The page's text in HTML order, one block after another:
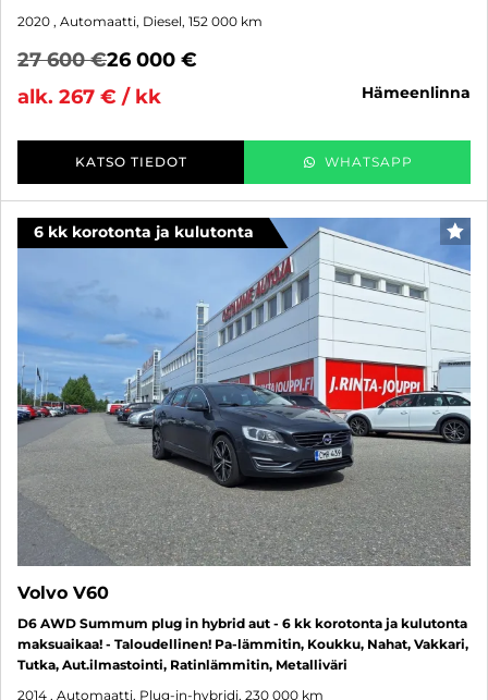
2020 , Automaatti, Diesel, 152 000 km
27 600 €26 000 €
alk. 267 € / kk
hämeenlinna
KATSO TIEDOT WHATSAPP
6 kk korotonta ja kulutonta
Volvo V60
D6 AWD Summum plug in hybrid aut - 6 kk korotonta ja kulutonta
maksuaikaa! - Taloudellinen! Pa-lämmitin, Koukku, Nahat, Vakkari,
Tutka, Aut.ilmastointi, Ratinlämmitin, Metalliväri
2014 , Automaatti, Plug-in-hybridi, 230 000 km